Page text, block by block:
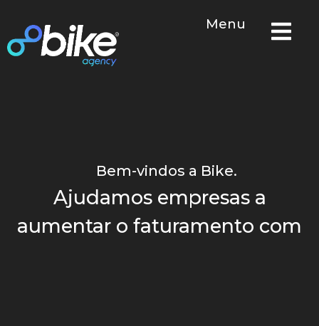
Menu
Bem-vindos a Bike.
Ajudamos empresas a
aumentar o faturamento com